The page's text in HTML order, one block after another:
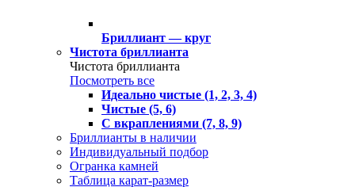
Бриллиант — круг
Чистота бриллианта
Чистота бриллианта
Посмотреть все
Идеально чистые (1, 2, 3, 4)
Чистые (5, 6)
С вкраплениями (7, 8, 9)
Бриллианты в наличии
Индивидуальный подбор
Огранка камней
Таблица карат-размер